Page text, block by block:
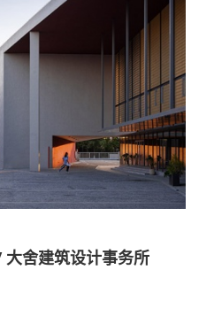
舍建筑设计事务所